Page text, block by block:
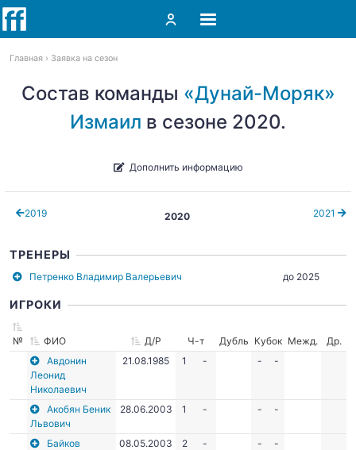
Главная Заявка на сезон
Состав команды «Дунай-Моряк»
Измаил в сезоне 2020.
Дополнить информацию
2019 2021
2020
ТРЕНЕРЫ
Петренко Владимир Валерьевич до 2025
ИГРОКИ
№ ФИО Д/Р Ч-т Дубль Кубок Межд.
Др.
Авдонин
Леонид
Николаевич
21.08.1985 1 - - -
Акобян Беник
Львович
28.06.2003 1 - - -
Байков
08.05.2003 2 - - -